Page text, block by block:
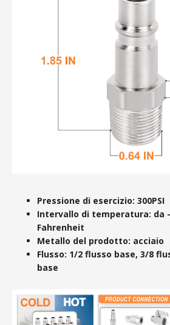
Pressione di esercizio: 300PSI
Intervallo di temperatura: da
Fahrenheit
Metallo del prodotto: acciaio
Flusso: 1/2 flusso base, 3/8
base